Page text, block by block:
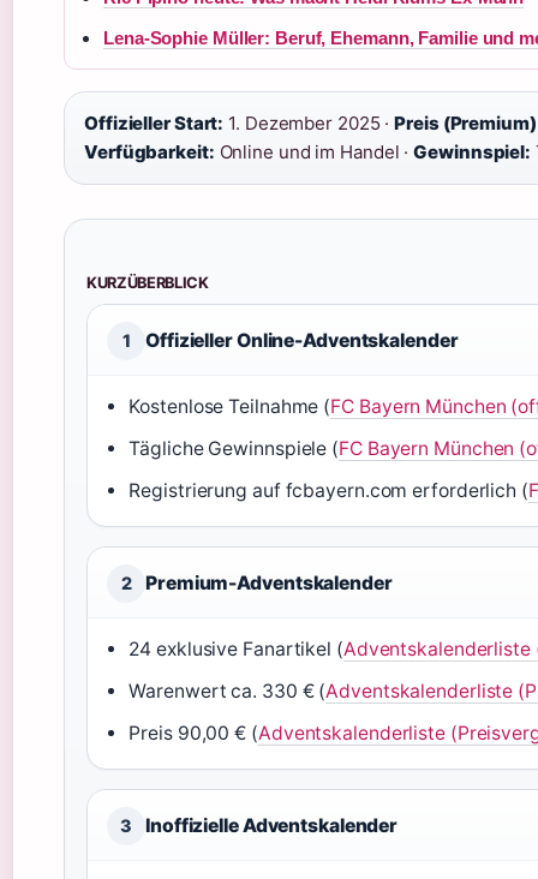
Lena-Sophie Müller: Beruf, Ehemann, Familie und
Offizieller Start: 1. Dezember 2025 ·Preis
Verfügbarkeit: Online und im Handel ·Gewinnspiel:
KURZÜBERBLICK
1 Offizieller Online-Adventskalender
Kostenlose Teilnahme (FC Bayern München
Tägliche Gewinnspiele (FC Bayern München
Registrierung auf fcbayern.com erforderlich (
2 Premium-Adventskalender
24 exklusive Fanartikel (
Warenwert ca. 330 € (Adventskalenderliste
Preis 90,00 € (Adventskalenderliste
3 Inoffizielle Adventskalender